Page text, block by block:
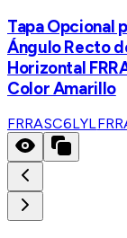
Tapa Opcional
Ángulo Recto
Horizontal
Color Amarillo
FRRASC6LYL